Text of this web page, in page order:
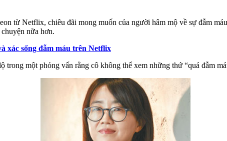
từ Netflix, chiêu đãi mong muốn của người hâm mộ về sự đẫm
nữa hơn.
xác sống đẫm máu trên Netflix
một phỏng vấn rằng cô không thể xem những thứ “quá đẫm